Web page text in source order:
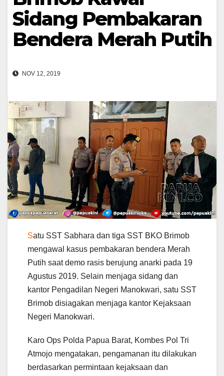
Sidang Pembakaran
Bendera Merah Putih
NOV 12, 2019
Satu SST Sabhara dan tiga SST BKO Brimob
mengawal kasus pembakaran bendera Merah
Putih saat demo rasis berujung anarki pada 19
Agustus 2019. Selain menjaga sidang dan
kantor Pengadilan Negeri Manokwari, satu SST
Brimob disiagakan menjaga kantor Kejaksaan
Negeri Manokwari.
Karo Ops Polda Papua Barat, Kombes Pol Tri
Atmojo mengatakan, pengamanan itu dilakukan
berdasarkan permintaan kejaksaan dan